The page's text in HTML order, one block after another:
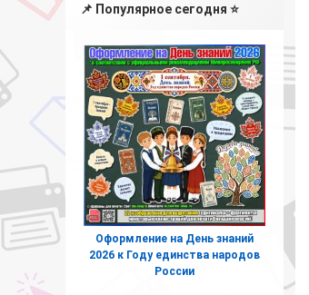
📌 Популярное сегодня ⭐
Оформление на День знаний
2026 к Году единства народов
России